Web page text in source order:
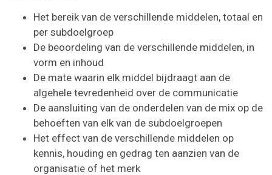
Het bereik van de verschillende middelen, totaal en
per subdoelgroep
De beoordeling van de verschillende middelen, in
vorm en inhoud
De mate waarin elk middel bijdraagt aan de
algehele tevredenheid over de communicatie
De aansluiting van de onderdelen van de mix op de
behoeften van elk van de subdoelgroepen
Het effect van de verschillende middelen op
kennis, houding en gedrag ten aanzien van de
organisatie of het merk